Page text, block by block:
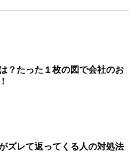
？たった１枚の図で会社のお
ズレて返ってくる人の対処法